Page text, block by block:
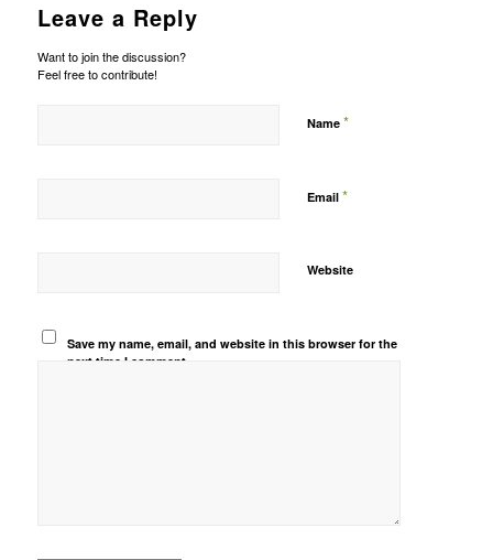
Leave a Reply
Want to join the discussion?
Feel free to contribute!
Name *
Email *
Website
Save my name, email, and website in this browser for the
next time I comment.